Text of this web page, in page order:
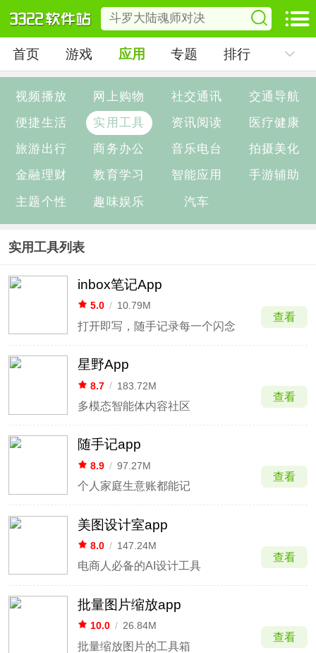
首页 游戏 应用 专题 排行
视频播放 网上购物 社交通讯
交通导航
便捷生活
实用工具 资讯阅读
医疗健康
旅游出行
商务办公 音乐电台
拍摄美化
金融理财
教育学习 智能应用
手游辅助
主题个性
趣味娱乐 汽车
实用工具列表
inbox笔记App
5.0 / 10.79M
打开即写，随手记录每一个闪念
查看
星野App
8.7 / 183.72M
多模态智能体内容社区
查看
随手记app
8.9 / 97.27M
个人家庭生意账都能记
查看
美图设计室app
8.0 / 147.24M
电商人必备的AI设计工具
查看
批量图片缩放app
10.0 / 26.84M
批量缩放图片的工具箱
查看